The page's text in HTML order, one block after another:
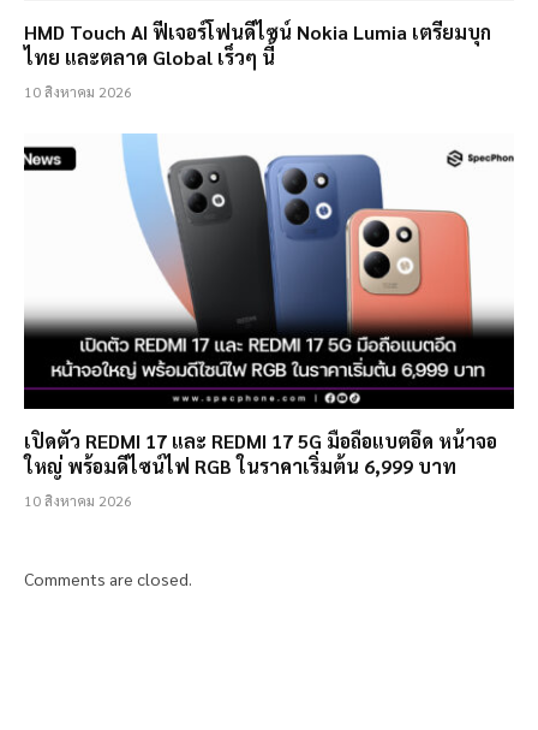
HMD Touch AI ฟีเจอร์โฟนดีไซน์ Nokia Lumia เตรียมบุก
ไทย และตลาด Global เร็วๆ นี้
10 สิงหาคม 2026
เปิดตัว REDMI 17 และ REDMI 17 5G มือถือแบตอึด หน้าจอ
ใหญ่ พร้อมดีไซน์ไฟ RGB ในราคาเริ่มต้น 6,999 บาท
10 สิงหาคม 2026
Comments are closed.